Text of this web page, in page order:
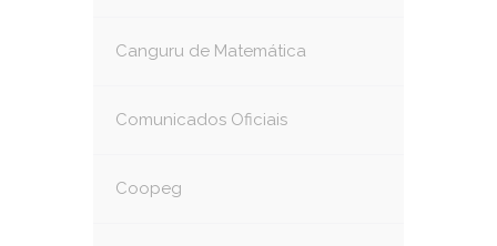
Canguru de Matemática
Comunicados Oficiais
Coopeg